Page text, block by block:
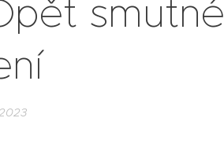
smutné